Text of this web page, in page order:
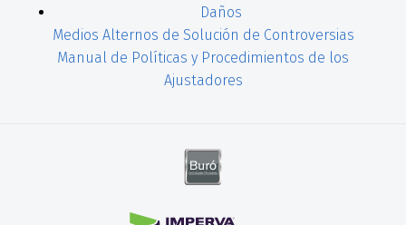
Daños
Medios Alternos de Solución de Controversias
Manual de Políticas y Procedimientos de los
Ajustadores